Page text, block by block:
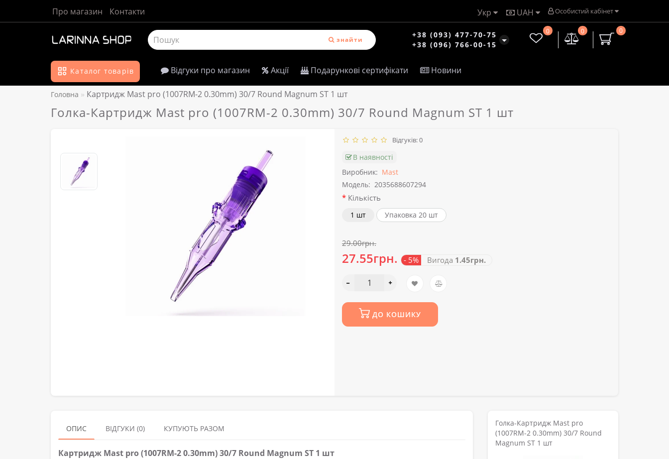
Особистий кабінет
UAH
Укр
Про магазин Контакти
знайти
+38 (093) 477-70-75
+38 (096) 766-00-15
0
0
0
Каталог товарів Відгуки про магазин Акції Подарункові сертифікати Новини
Головна Картридж Mast pro (1007RM-2 0.30mm) 30/7 Round Magnum ST 1 шт
Голка-Картридж Mast pro (1007RM-2 0.30mm) 30/7 Round Magnum ST 1 шт
Відгуків: 0
В наявності
Виробник: Mast
Модель: 2035688607294
Кількість
1 шт Упаковка 20 шт
29.00грн.
27.55грн. - 5% Вигода 1.45грн.
ДО КОШИКУ
ОПИС ВІДГУКИ (0) КУПУЮТЬ РАЗОМ
Картридж Mast pro (1007RM-2 0.30mm) 30/7 Round Magnum ST 1 шт
Голка-Картридж Mast pro
(1007RM-2 0.30mm) 30/7 Round
Magnum ST 1 шт